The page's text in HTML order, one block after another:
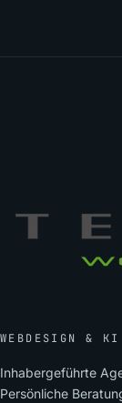
WEBDESIGN &
Inhabergeführte
Persönliche